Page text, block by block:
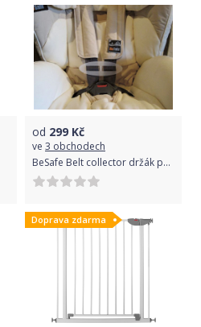
od 299 Kč
ve 3 obchodech
BeSafe Belt collector držák pásů
Doprava zdarma